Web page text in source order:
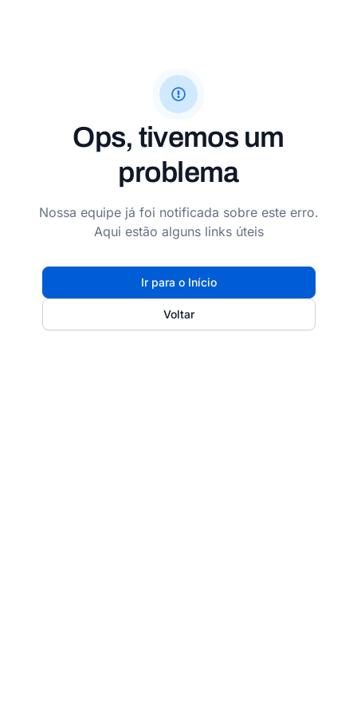
Ops, tivemos um
problema
Nossa equipe já foi notificada sobre este erro.
Aqui estão alguns links úteis
Ir para o Início
Voltar